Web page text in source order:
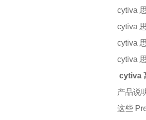
cytiva
cytiva
cytiva
cytiva
cytiva
产品说
这些